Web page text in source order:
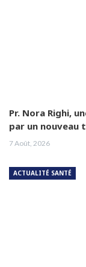
Pr. Nora Righi,
par un
7 Août, 2026
ACTUALITÉ SANTÉ